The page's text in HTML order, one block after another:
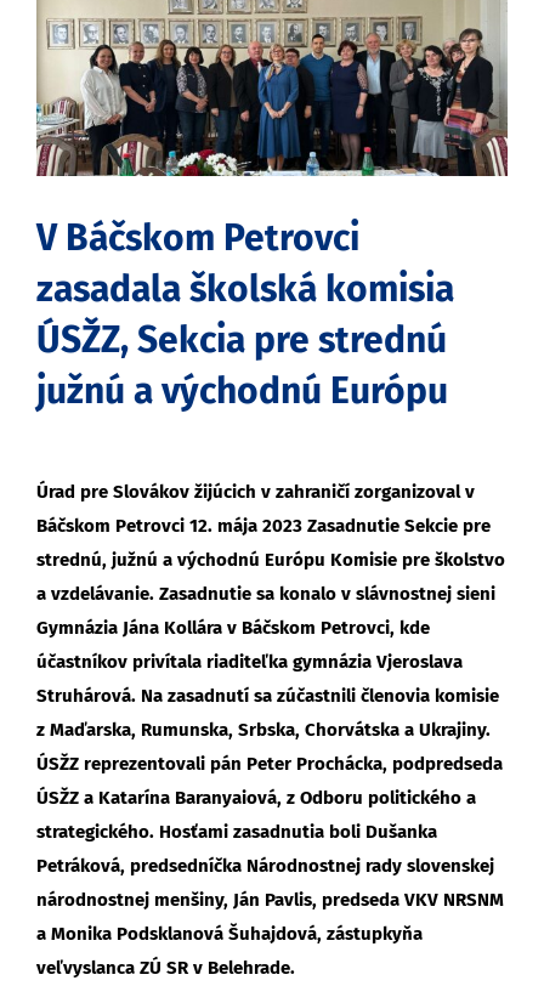
obrázok
V Báčskom Petrovci
zasadala školská komisia
ÚSŽZ, Sekcia pre strednú
južnú a východnú Európu
Úrad pre Slovákov žijúcich v zahraničí zorganizoval v
Báčskom Petrovci 12. mája 2023 Zasadnutie Sekcie pre
strednú, južnú a východnú Európu Komisie pre školstvo
a vzdelávanie. Zasadnutie sa konalo v slávnostnej sieni
Gymnázia Jána Kollára v Báčskom Petrovci, kde
účastníkov privítala riaditeľka gymnázia Vjeroslava
Struhárová. Na zasadnutí sa zúčastnili členovia komisie
z Maďarska, Rumunska, Srbska, Chorvátska a Ukrajiny.
ÚSŽZ reprezentovali pán Peter Prochácka, podpredseda
ÚSŽZ a Katarína Baranyaiová, z Odboru politického a
strategického. Hosťami zasadnutia boli Dušanka
Petráková, predsedníčka Národnostnej rady slovenskej
národnostnej menšiny, Ján Pavlis, predseda VKV NRSNM
a Monika Podsklanová Šuhajdová, zástupkyňa
veľvyslanca ZÚ SR v Belehrade.